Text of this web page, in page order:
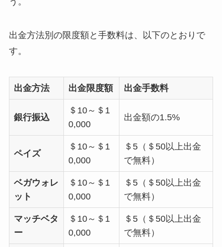
出金方法別の限度額と手数料は、以下のとおりで
す。
出金方法 出金限度額 出金手数料
銀行振込
＄10～＄1
0,000
出金額の1.5%
ペイズ
＄10～＄1
0,000
＄5（＄50以上出金
で無料）
ベガウォレ
ット
＄10～＄1
0,000
＄5（＄50以上出金
で無料）
マッチベタ
ー
＄10～＄1
0,000
＄5（＄50以上出金
で無料）